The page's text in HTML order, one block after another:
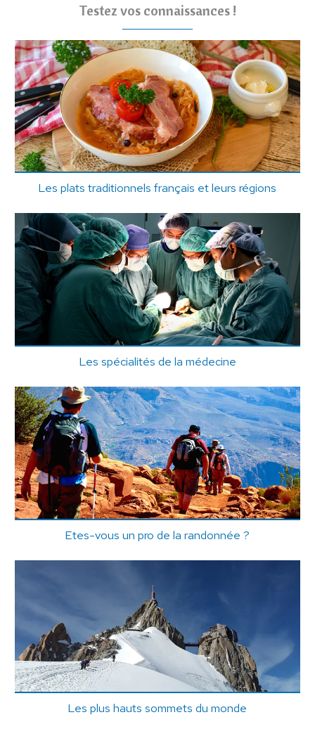
Testez vos connaissances !
Les plats traditionnels français et leurs régions
Les spécialités de la médecine
Etes-vous un pro de la randonnée ?
Les plus hauts sommets du monde